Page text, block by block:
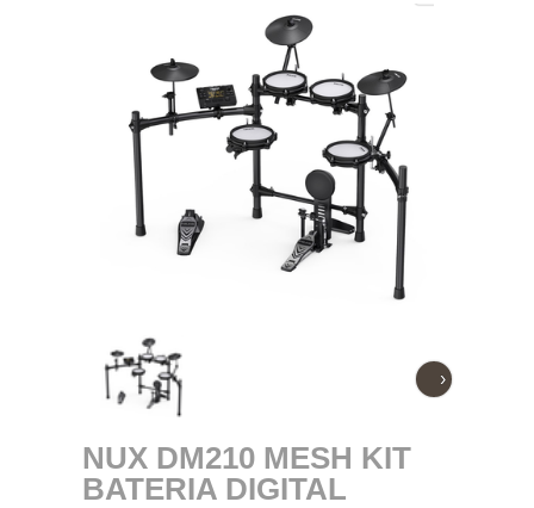
›
NUX DM210 MESH KIT
BATERIA DIGITAL